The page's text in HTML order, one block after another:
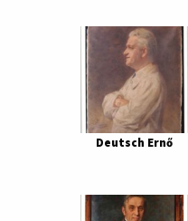
Deutsch Ernő